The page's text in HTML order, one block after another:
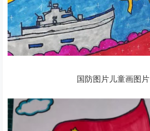
国防图片儿童画图片